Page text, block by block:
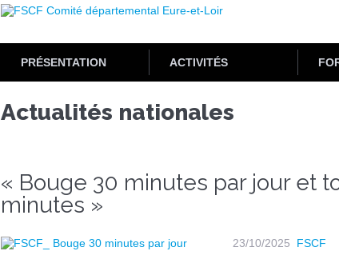
PRÉSENTATION ACTIVITÉS
Actualités nationales
« Bouge 30 minutes par jour et
minutes »
23/10/2025
FSCF